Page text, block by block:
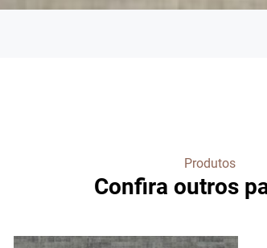
Produtos
Confira outros